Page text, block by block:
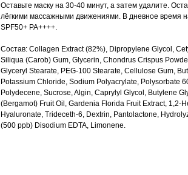
Оставьте маску на 30-40 минут, а затем удалите.
лёгкими массажными движениями. В дневное время
SPF50+ PA++++.
Состав: Collagen Extract (82%), Dipropylene Glycol,
Siliqua (Carob) Gum, Glycerin, Chondrus Crispus
Glyceryl Stearate, PEG-100 Stearate, Cellulose Gum,
Potassium Chloride, Sodium Polyacrylate, Polysorbate
Polydecene, Sucrose, Algin, Caprylyl Glycol, Butylene
(Bergamot) Fruit Oil, Gardenia Florida Fruit Extract, 1,2-
Hyaluronate, Trideceth-6, Dextrin, Pantolactone,
(500 ppb) Disodium EDTA, Limonene.